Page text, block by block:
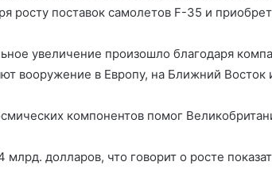
росту поставок самолетов F-35 и
увеличение произошло благодаря
вооружение в Европу, на Ближний Восток
компонентов помог
долларов, что говорит о росте